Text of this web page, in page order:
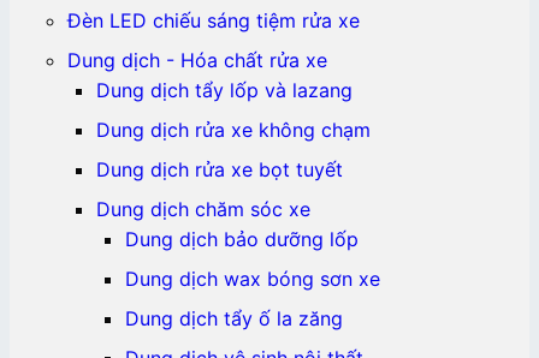
Đèn LED chiếu sáng tiệm rửa xe
Dung dịch - Hóa chất rửa xe
Dung dịch tẩy lốp và lazang
Dung dịch rửa xe không chạm
Dung dịch rửa xe bọt tuyết
Dung dịch chăm sóc xe
Dung dịch bảo dưỡng lốp
Dung dịch wax bóng sơn xe
Dung dịch tẩy ố la zăng